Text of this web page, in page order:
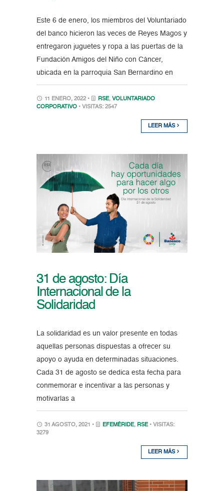
Este 6 de enero, los miembros del Voluntariado
del banco hicieron las veces de Reyes Magos y
entregaron juguetes y ropa a las puertas de la
Fundación Amigos del Niño con Cáncer,
ubicada en la parroquia San Bernardino en
11 ENERO, 2022 • RSE, VOLUNTARIADO
CORPORATIVO • VISITAS: 2547
LEER MÁS
31 de agosto: Día
Internacional de la
Solidaridad
La solidaridad es un valor presente en todas
aquellas personas dispuestas a ofrecer su
apoyo o ayuda en determinadas situaciones.
Cada 31 de agosto se dedica esta fecha para
conmemorar e incentivar a las personas y
motivarlas a
31 AGOSTO, 2021 • EFEMÉRIDE, RSE • VISITAS:
3279
LEER MÁS